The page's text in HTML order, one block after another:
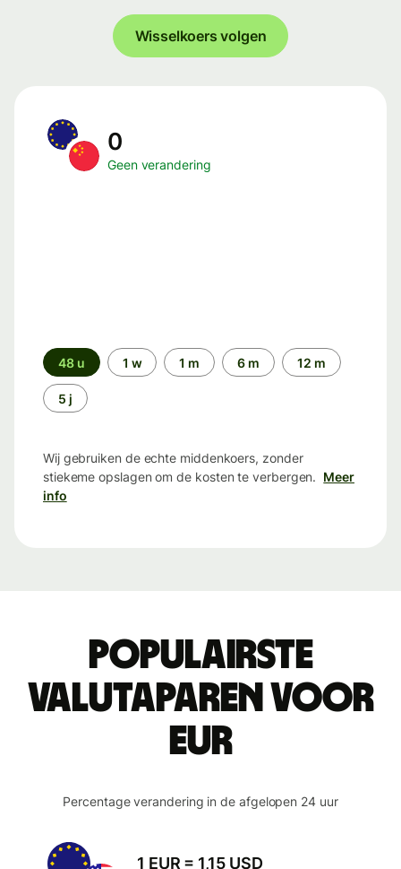
Wisselkoers volgen
0
Geen verandering
Periode
48 u 1 w 1 m 6 m 12 m
5 j
Wij gebruiken de echte middenkoers, zonder
stiekeme opslagen om de kosten te verbergen. Meer
info
Populairste
valutaparen voor
EUR
Percentage verandering in de afgelopen 24 uur
1 EUR = 1,15 USD